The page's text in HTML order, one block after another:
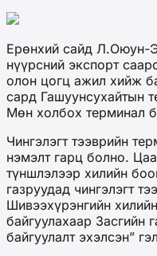
Ерөнхий сайд Л.Оюун-
нүүрсний экспорт
олон цогц ажил хийж
сард Гашуунсухайтын
Мөн холбох терминал
Чингэлэгт тээврийн
нэмэлт гарц болно.
түншлэлээр хилийн
газруудад чингэлэгт
Шивээхүрэнгийн
байгуулахаар Засгийн
байгуулалт эхэлсэн”